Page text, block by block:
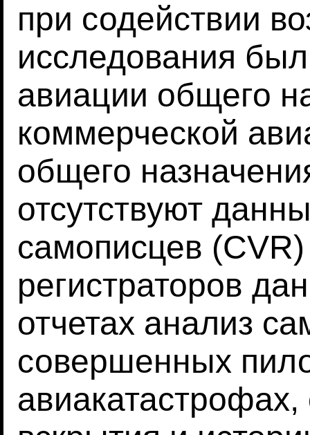
при содействии
исследования
авиации общего
коммерческой
общего
отсутствуют
самописцев
регистраторов
отчетах анализ
совершенных